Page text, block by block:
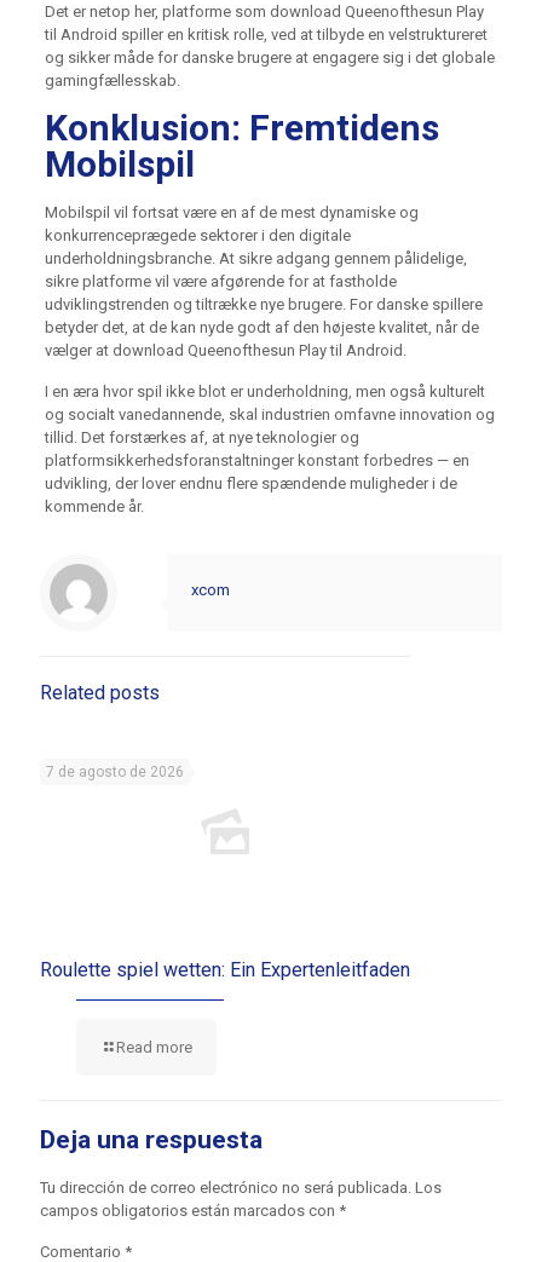
Det er netop her, platforme som download Queenofthesun Play
til Android spiller en kritisk rolle, ved at tilbyde en velstruktureret
og sikker måde for danske brugere at engagere sig i det globale
gamingfællesskab.
Konklusion: Fremtidens
Mobilspil
Mobilspil vil fortsat være en af de mest dynamiske og
konkurrenceprægede sektorer i den digitale
underholdningsbranche. At sikre adgang gennem pålidelige,
sikre platforme vil være afgørende for at fastholde
udviklingstrenden og tiltrække nye brugere. For danske spillere
betyder det, at de kan nyde godt af den højeste kvalitet, når de
vælger at download Queenofthesun Play til Android.
I en æra hvor spil ikke blot er underholdning, men også kulturelt
og socialt vanedannende, skal industrien omfavne innovation og
tillid. Det forstærkes af, at nye teknologier og
platformsikkerhedsforanstaltninger konstant forbedres — en
udvikling, der lover endnu flere spændende muligheder i de
kommende år.
xcom
Related posts
7 de agosto de 2026
Roulette spiel wetten: Ein Expertenleitfaden
Read more
Deja una respuesta
Tu dirección de correo electrónico no será publicada. Los
campos obligatorios están marcados con *
Comentario *